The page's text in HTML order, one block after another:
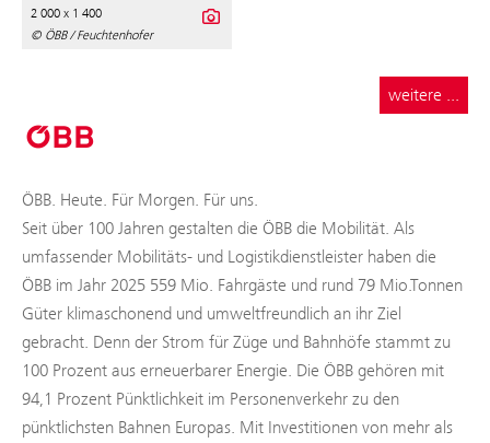
2 000 x 1 400
© ÖBB / Feuchtenhofer
weitere ...
ÖBB. Heute. Für Morgen. Für uns.
Seit über 100 Jahren gestalten die ÖBB die Mobilität. Als
umfassender Mobilitäts- und Logistikdienstleister haben die
ÖBB im Jahr 2025 559 Mio. Fahrgäste und rund 79 Mio.Tonnen
Güter klimaschonend und umweltfreundlich an ihr Ziel
gebracht. Denn der Strom für Züge und Bahnhöfe stammt zu
100 Prozent aus erneuerbarer Energie. Die ÖBB gehören mit
94,1 Prozent Pünktlichkeit im Personenverkehr zu den
pünktlichsten Bahnen Europas. Mit Investitionen von mehr als